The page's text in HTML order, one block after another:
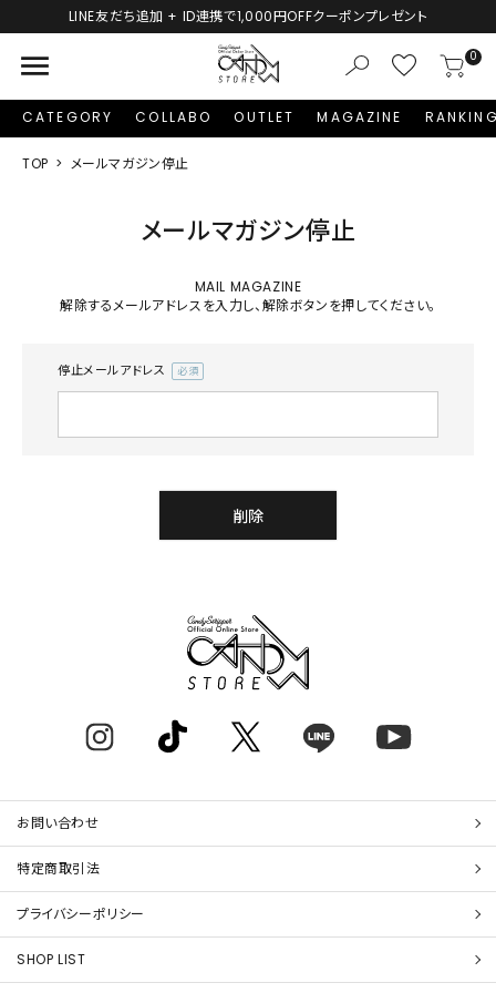
LINE友だち追加 + ID連携で1,000円OFFクーポンプレゼント
menu 0
CATEGORY COLLABO OUTLET MAGAZINE
TOP メールマガジン停止
メールマガジン停止
MAIL MAGAZINE
解除するメールアドレスを入力し、解除ボタンを押してください。
停止メールアドレス
(必
削除
お問い合わせ
特定商取引法
プライバシーポリシー
SHOP LIST